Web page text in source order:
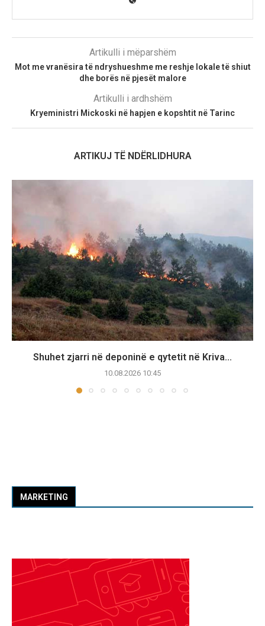
Artikulli i mëparshëm
Mot me vranësira të ndryshueshme me reshje lokale të shiut
dhe borës në pjesët malore
Artikulli i ardhshëm
Kryeministri Mickoski në hapjen e kopshtit në Tarinc
ARTIKUJ TË NDËRLIDHURA
Shuhet zjarri në deponinë e qytetit në Kriva...
10.08.2026 10:45
MARKETING